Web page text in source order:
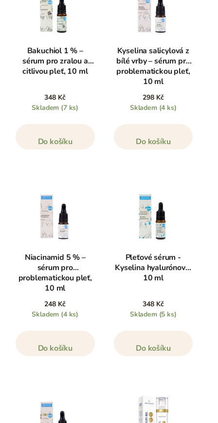
Bakuchiol 1 % –
sérum pro zralou a
citlivou pleť, 10 ml
348 Kč
Skladem (7 ks)
Do košíku
Kyselina salicylová z
bílé vrby – sérum pro
problematickou pleť,
10 ml
298 Kč
Skladem (4 ks)
Do košíku
Niacinamid 5 % –
sérum pro
problematickou pleť,
10 ml
248 Kč
Skladem (4 ks)
Do košíku
Pleťové sérum -
Kyselina hyalurónová,
10 ml
348 Kč
Skladem (5 ks)
Do košíku